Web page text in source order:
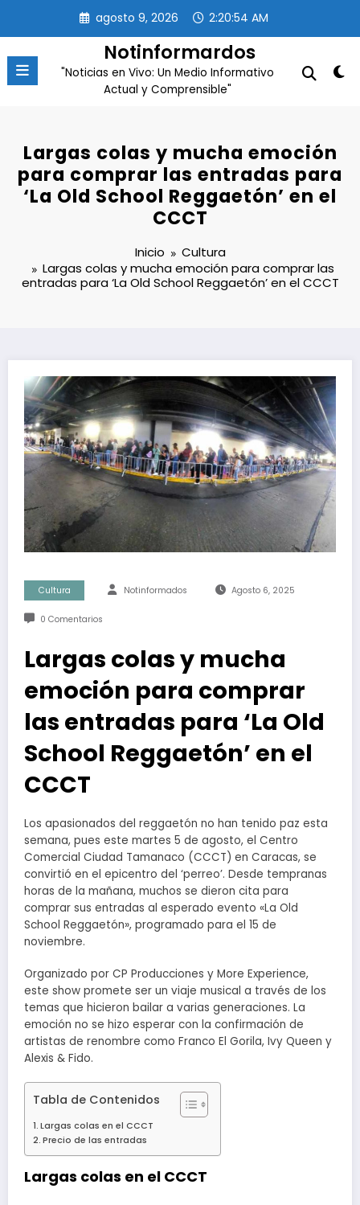
contenido
agosto 9, 2026 2:20:54 AM
Notinformardos
"Noticias en Vivo: Un Medio Informativo
Actual y Comprensible"
Largas colas y mucha emoción
para comprar las entradas para
‘La Old School Reggaetón’ en el
CCCT
Inicio
Cultura
Largas colas y mucha emoción para comprar las
entradas para ‘La Old School Reggaetón’ en el CCCT
Cultura Notinformados Agosto 6, 2025
0 Comentarios
Largas colas y mucha
emoción para comprar
las entradas para ‘La Old
School Reggaetón’ en el
CCCT
Los apasionados del reggaetón no han tenido paz esta
semana, pues este martes 5 de agosto, el Centro
Comercial Ciudad Tamanaco (CCCT) en Caracas, se
convirtió en el epicentro del ‘perreo’. Desde tempranas
horas de la mañana, muchos se dieron cita para
comprar sus entradas al esperado evento «La Old
School Reggaetón», programado para el 15 de
noviembre.
Organizado por CP Producciones y More Experience,
este show promete ser un viaje musical a través de los
temas que hicieron bailar a varias generaciones. La
emoción no se hizo esperar con la confirmación de
artistas de renombre como Franco El Gorila, Ivy Queen y
Alexis & Fido.
Tabla de Contenidos
Largas colas en el CCCT
Precio de las entradas
Largas colas en el CCCT